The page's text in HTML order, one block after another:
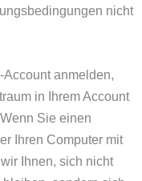
nicht
anmelden,
in Ihrem Account
Sie einen
Ihren Computer mit
Ihnen, sich nicht